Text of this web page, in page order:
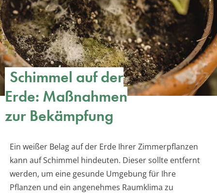
Schimmel auf der
Erde: Maßnahmen
zur Bekämpfung
Ein weißer Belag auf der Erde Ihrer Zimmerpflanzen
kann auf Schimmel hindeuten. Dieser sollte entfernt
werden, um eine gesunde Umgebung für Ihre
Pflanzen und ein angenehmes Raumklima zu